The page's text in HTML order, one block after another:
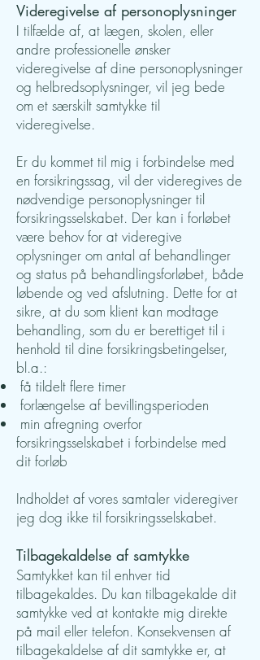
Videregivelse af personoplysninger
I tilfælde af, at lægen, skolen, eller
andre professionelle ønsker
videregivelse af dine personoplysninger
og helbredsoplysninger, vil jeg bede
om et særskilt samtykke til
videregivelse.
Er du kommet til mig i forbindelse med
en forsikringssag, vil der videregives de
nødvendige personoplysninger til
forsikringsselskabet. Der kan i forløbet
være behov for at videregive
oplysninger om antal af behandlinger
og status på behandlingsforløbet, både
løbende og ved afslutning. Dette for at
sikre, at du som klient kan modtage
behandling, som du er berettiget til i
henhold til dine forsikringsbetingelser,
bl.a.:
få tildelt flere timer
forlængelse af bevillingsperioden
min afregning overfor
forsikringsselskabet i forbindelse med
dit forløb
Indholdet af vores samtaler videregiver
jeg dog ikke til forsikringsselskabet.
Tilbagekaldelse af samtykke
Samtykket kan til enhver tid
tilbagekaldes. Du kan tilbagekalde dit
samtykke ved at kontakte mig direkte
på mail eller telefon. Konsekvensen af
tilbagekaldelse af dit samtykke er, at